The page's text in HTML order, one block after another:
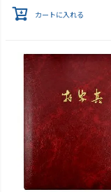
カートに入れる